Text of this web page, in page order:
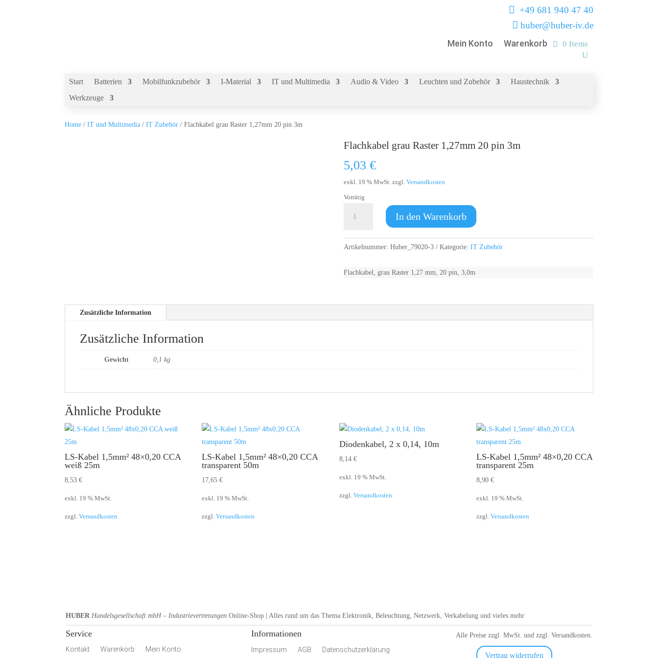
 +49 681 940 47 40
 huber@huber-iv.de
Mein Konto Warenkorb 0 Items
Start Batterien Mobilfunkzubehör I-Material IT und Multimedia Audio & Video Leuchten und Zubehör
Haustechnik
Werkzeuge
Home / IT und Multimedia / IT Zubehör / Flachkabel grau Raster 1,27mm 20 pin 3m
Flachkabel grau Raster 1,27mm 20 pin 3m
5,03 €
exkl. 19 % MwSt. zzgl. Versandkosten
Vorrätig
grau
3m
In den Warenkorb
Artikelnummer: Huber_79020-3 Kategorie: IT Zubehör
Flachkabel, grau Raster 1,27 mm, 20 pin, 3,0m
Zusätzliche Information
Zusätzliche Information
Gewicht 0,1 kg
Ähnliche Produkte
LS-Kabel 1,5mm² 48×0,20 CCA
weiß 25m
8,53 €
exkl. 19 % MwSt.
zzgl. Versandkosten
LS-Kabel 1,5mm² 48×0,20 CCA
transparent 50m
17,65€
exkl. 19 % MwSt.
zzgl.Versandkosten
Diodenkabel, 2 x 0,14, 10m
8,14 €
exkl. 19 % MwSt.
zzgl. Versandkosten
LS-Kabel 1,5mm² 48×0,20 CCA
transparent 25m
8,90 €
exkl. 19 % MwSt.
zzgl. Versandkosten
HUBER Handelsgesellschaft mbH – Industrievertretungen Online-Shop | Alles rund um das Thema Elektronik, Beleuchtung, Netzwerk, Verkabelung und vieles mehr
Service
Kontakt Warenkorb Mein Konto
Informationen
Impressum AGB Datenschutzerklärung
Alle Preise zzgl. MwSt. und zzgl. Versandkosten.
Vertrag widerrufen